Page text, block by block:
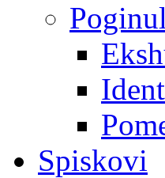
Spiskovi